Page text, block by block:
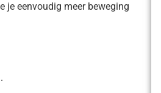
je eenvoudig meer beweging